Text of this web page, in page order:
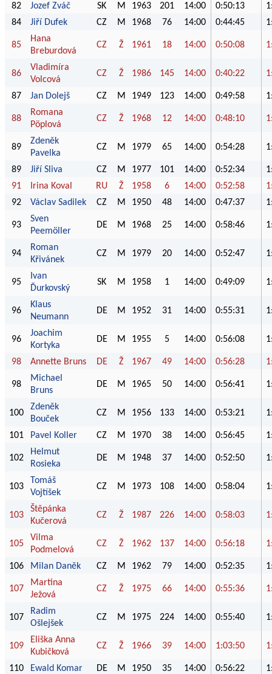
82
Jozef Zváč SK M 1963 201 14:00 0:50:13
84
Jiří Dufek CZ M 1968 76 14:00 0:44:45
85
Hana
Breburdová
CZ Ž 1961 18 14:00 0:50:08
86
Vladimíra
Volcová
CZ Ž 1986 145 14:00 0:40:22
87 Jan Dolejš CZ M 1949 123 14:00 0:49:58
88
Romana
Pöplová
CZ Ž 1968 12 14:00 0:48:10
89
Zdeněk
Pavelka
CZ M 1979 65 14:00 0:54:28
89 Jiří Sliva CZ M 1977 101 14:00 0:52:34
91
Irina Koval RU Ž 1958 6 14:00 0:52:58
92
Václav Sadilek CZ M 1950 48 14:00 0:47:37
93
Sven
Peemöller
DE M 1968 25 14:00 0:58:46
94
Roman
Křivánek
CZ M 1979 20 14:00 0:52:47
95
Ivan
Ďurkovský
SK M 1958 1 14:00 0:49:09
96
Klaus
Neumann
DE M 1952 31 14:00 0:55:31
96
Joachim
Kortyka
DE M 1955 5 14:00 0:56:08
98 Annette Bruns DE Ž 1967 49 14:00 0:56:28
98
Michael
Bruns
DE M 1965 50 14:00 0:56:41
100
Zdeněk
Bouček
CZ M 1956 133 14:00 0:53:21
101 Pavel Koller CZ M 1970 38 14:00 0:56:45
102
Helmut
Rosieka
DE M 1948 37 14:00 0:52:50
103
Tomáš
Vojtíšek
CZ M 1973 108 14:00 0:58:04
103
Štěpánka
Kučerová
CZ Ž 1987 226 14:00 0:58:03
105
Vilma
Podmelová
CZ Ž 1962 137 14:00 0:56:18
106 Milan Daněk CZ M 1962 79 14:00 0:52:35
107
Martina
Ježová
CZ Ž 1975 66 14:00 0:55:36
107
Radim
Ošlejšek
CZ M 1975 224 14:00 0:55:40
109
Eliška Anna
Kubičková
CZ Ž 1966 39 14:00 1:03:50
110 Ewald Komar DE M 1950 35 14:00 0:56:22